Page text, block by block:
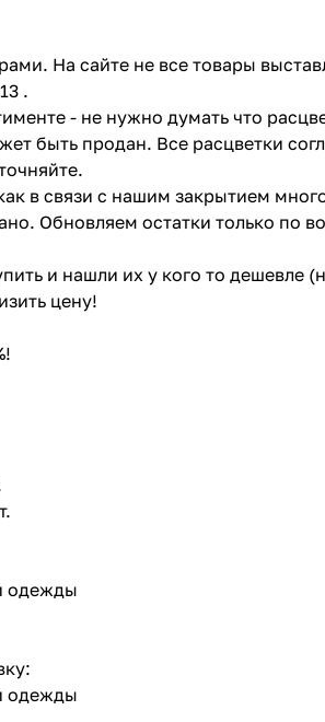
На сайте не все товары
.
- не нужно думать что
быть продан. Все расцветки
в связи с нашим закрытием
Обновляем остатки только по
и нашли их у кого то
цену!
одежды
одежды